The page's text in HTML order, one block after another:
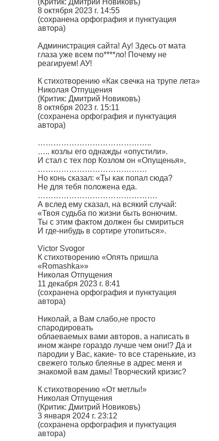
8 октября 2023 г. 14:55
(сохранена орфография и пунктуация
автора)
Администрация сайта! Ау! Здесь от мата
глаза уже всем по****ло! Почему не
реагируем! АУ!
К стихотворению «Как свечка на трупе лета»
Николая Отпущения
(Критик: Дмитрий Новиковъ)
8 октября 2023 г. 15:11
(сохранена орфография и пунктуация
автора)
……………………………………..
….. козлы его однажды «опустили».
И стал с тех пор Козлом он «Опущенья»,
……………………………………
Но конь сказал: «Ты как попал сюда?
Не для тебя положена еда.
……………………………………….
А вслед ему сказал, на всякий случай:
«Твоя судьба по жизни быть вонючим.
Ты с этим фактом должен бы смириться
И где-нибудь в сортире утопиться».
Victor Svogor
К стихотворению «Опять пришла
«Romashka»»
Николая Отпущения
11 декабря 2023 г. 8:41
(сохранена орфография и пунктуация
автора)
Николай, а Вам слабо,не просто
спародировать
облаеваемых вами авторов, а написать в
ином жанре гораздо лучше чем они!? Да и
пародии у Вас, какие- то все старенькие, из
свежего только блеянье в адрес меня и
знакомой вам дамы! Творческий кризис?
К стихотворению «От метлы!»
Николая Отпущения
(Критик: Дмитрий Новиковъ)
3 января 2024 г. 23:12
(сохранена орфография и пунктуация
автора)